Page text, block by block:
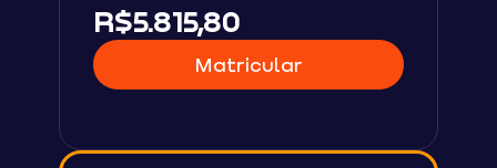
R$5.815,80
Matricular